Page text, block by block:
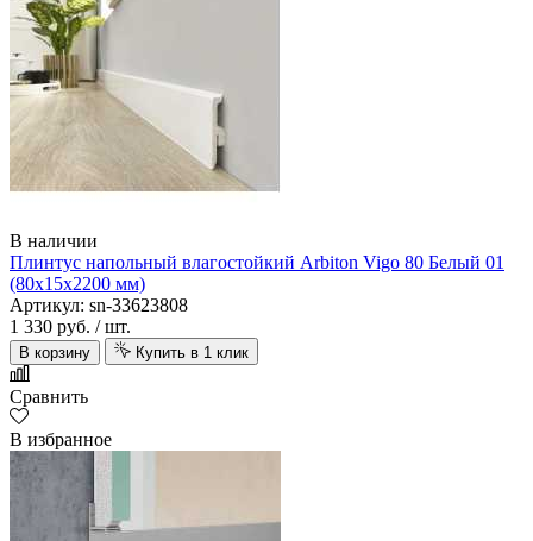
В наличии
Плинтус напольный влагостойкий Arbiton Vigo 80 Белый 01
(80х15х2200 мм)
Артикул: sn-33623808
1 330 руб. / шт.
В корзину Купить в 1 клик
Сравнить
В избранное